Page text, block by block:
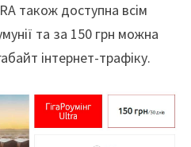
також доступна всім
та за 150 грн можна
інтернет-трафіку.